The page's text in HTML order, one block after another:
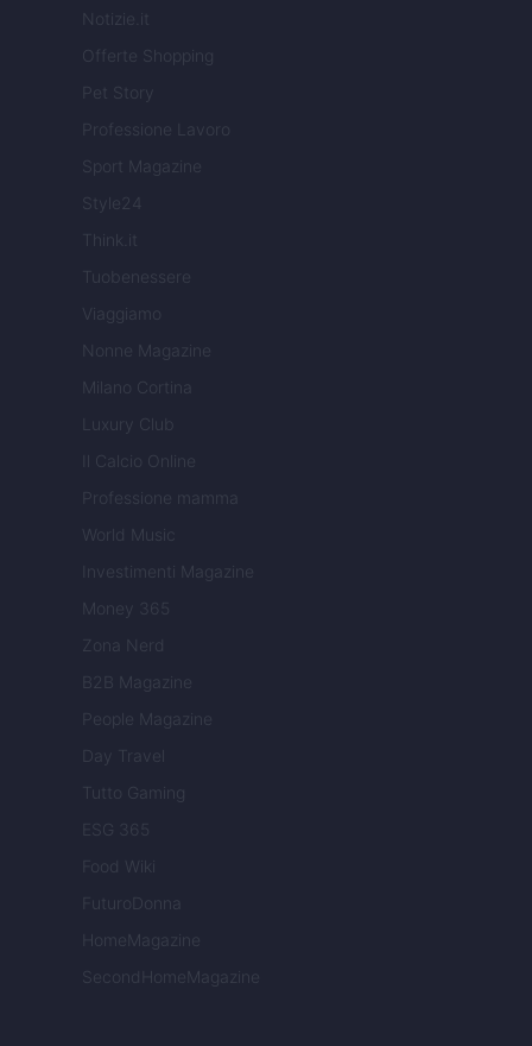
Notizie.it
Offerte Shopping
Pet Story
Professione Lavoro
Sport Magazine
Style24
Think.it
Tuobenessere
Viaggiamo
Nonne Magazine
Milano Cortina
Luxury Club
Il Calcio Online
Professione mamma
World Music
Investimenti Magazine
Money 365
Zona Nerd
B2B Magazine
People Magazine
Day Travel
Tutto Gaming
ESG 365
Food Wiki
FuturoDonna
HomeMagazine
SecondHomeMagazine